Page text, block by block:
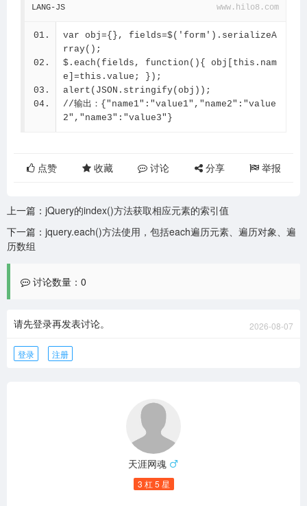
LANG-JS www.hilo8.com
var obj={}, fields=$('form').serializeA
rray();
$.each(fields, function(){ obj[this.nam
e]=this.value; });
alert(JSON.stringify(obj));
//输出：{"name1":"value1","name2":"value
2","name3":"value3"}
点赞 收藏 讨论 分享 举报
上一篇： jQuery的index()方法获取相应元素的索引值
下一篇： jquery.each()方法使用，包括each遍历元素、遍历对象、遍
历数组
讨论数量：0
请先登录再发表讨论。 2026-08-07
登录 注册
天涯网魂
3 杠 5 星